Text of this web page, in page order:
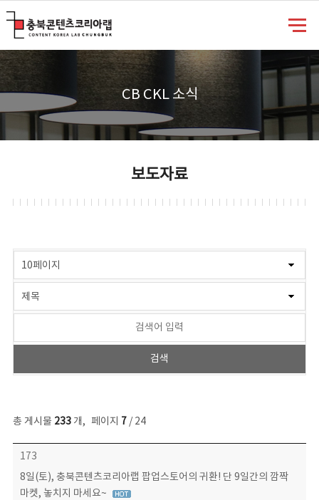
CB CKL 소식
보도자료
총 게시물 233개, 페이지 7 / 24
보도자료 목록 - 번호, 제목, 작성자, 파일, 조회수, 작성일 정보 제공
173
8일(토), 충북콘텐츠코리아랩 팝업스토어의 귀환! 단 9일간의 깜짝
마켓, 놓치지 마세요~